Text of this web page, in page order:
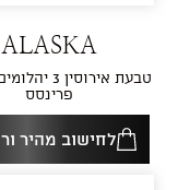
ALASKA
טבעת אירוסין
פרינסס
לחישוב מהיר